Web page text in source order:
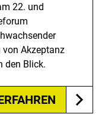
22. und
Akzeptanz
den Blick.